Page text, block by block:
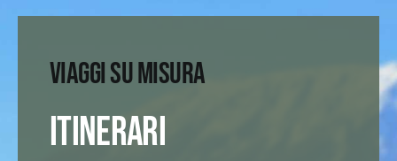
VIAGGISU MISURA
ITINERARI